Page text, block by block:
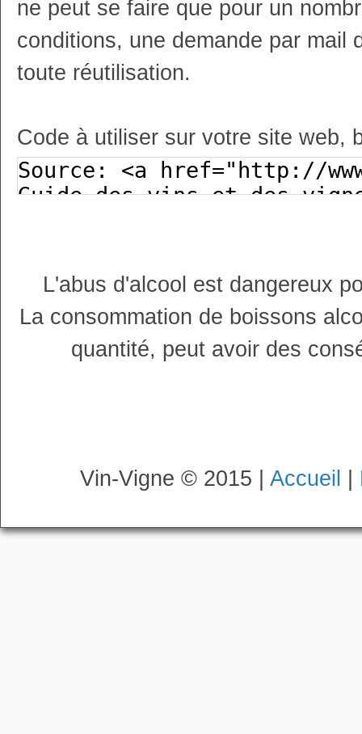
ne peut se faire que pour un
conditions, une demande par mail
toute réutilisation.
Code à utiliser sur votre site web,
L'abus d'alcool est dangereux
La consommation de boissons
quantité, peut avoir des
Vin-Vigne © 2015 | Accueil